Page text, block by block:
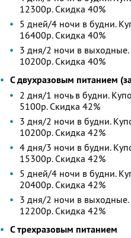
12300р. Скидка 40%
5 дней/4 ночи в будни.
16400р. Скидка 40%
3 дня/2 ночи в выходные.
10200р. Скидка 40%
С двухразовым питанием
2 дня/1 ночь в будни.
5100р. Скидка 42%
3 дня/2 ночи в будни.
10200р. Скидка 42%
4 дня/3 ночи в будни.
15300р. Скидка 42%
5 дней/4 ночи в будни.
20400р. Скидка 42%
3 дня/2 ночи в выходные.
12200р. Скидка 42%
С трехразовым питанием